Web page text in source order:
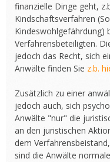
finanzielle Dinge geht,
Kindschaftsverfahren
Kindeswohlgefährdung)
Verfahrensbeteiligten.
jedoch das Recht, sich
Anwälte finden Sie z.b.
Zusätzlich zu einer
jedoch auch, sich
Anwälte "nur" die
an den juristischen
dem
sind die Anwälte